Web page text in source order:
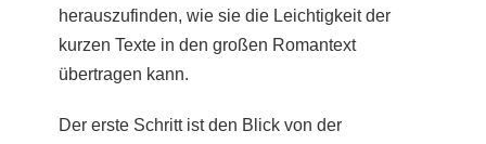
herauszufinden, wie sie die Leichtigkeit der
kurzen Texte in den großen Romantext
übertragen kann.
Der erste Schritt ist den Blick von der